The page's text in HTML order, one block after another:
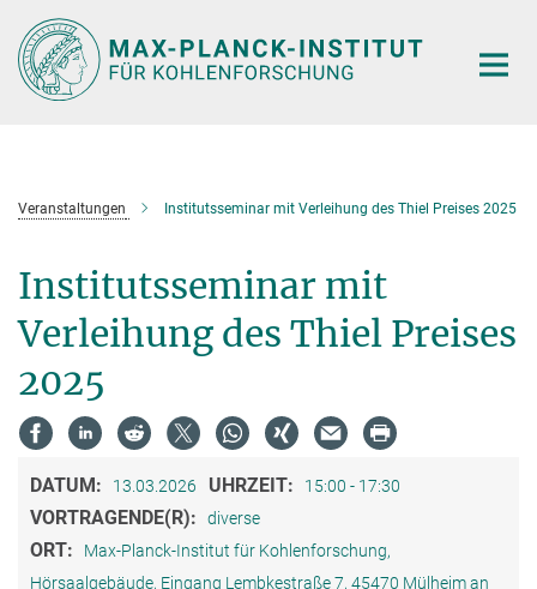
Hauptinhalt
Veranstaltungen Institutsseminar mit Verleihung des Thiel Preises 2025
Institutsseminar mit
Verleihung des Thiel Preises
2025
DATUM: 13.03.2026 UHRZEIT: 15:00 - 17:30
VORTRAGENDE(R): diverse
ORT:
Max-Planck-Institut für Kohlenforschung,
Hörsaalgebäude, Eingang Lembkestraße 7, 45470 Mülheim an